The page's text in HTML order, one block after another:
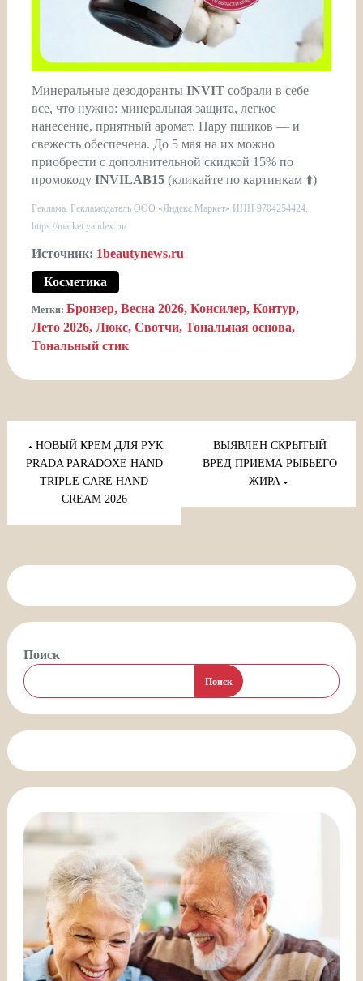
Минеральные дезодоранты INVITсобрали в себе
все, что нужно: минеральная защита, легкое
нанесение, приятный аромат. Пару пшиков — и
свежесть обеспечена. До 5 мая на их можно
приобрести с дополнительной скидкой 15% по
промокоду INVILAB15(кликайте по картинкам ⬆️)
Реклама. Рекламодатель ООО «Яндекс Маркет» ИНН 9704254424,
https://market.yandex.ru/
Источник: 1beautynews.ru
Косметика
Метки: Бронзер Весна 2026 Консилер Контур
Лето 2026 Люкс Свотчи Тональная основа
Тональный стик
Навигация
по
записям
НОВЫЙ КРЕМ ДЛЯ РУК
PRADA PARADOXE HAND
TRIPLE CARE HAND
CREAM 2026
ВЫЯВЛЕН СКРЫТЫЙ
ВРЕД ПРИЕМА РЫБЬЕГО
ЖИРА
Поиск
Поиск